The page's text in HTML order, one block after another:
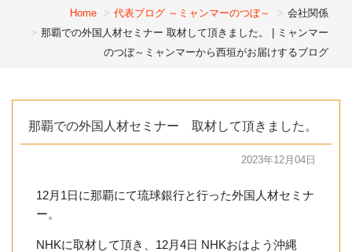
Home 代表ブログ ～ミャンマーのつぼ～
会社関係
那覇での外国人材セミナー 取材して頂きました。 | ミャンマー
のつぼ～ミャンマーから西垣がお届けするブログ
那覇での外国人材セミナー 取材して頂きました。
2023年12月04日
12月1日に那覇にて琉球銀行と行った外国人材セミナ
ー。
NHKに取材して頂き、12月4日 NHKおはよう沖縄